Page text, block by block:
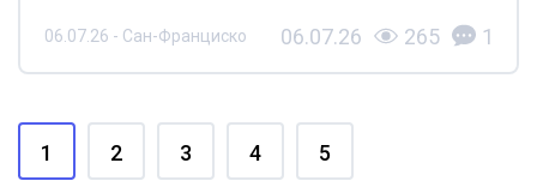
06.07.26 - Сан-Франциско 06.07.26 265 1
1 2 3 4 5